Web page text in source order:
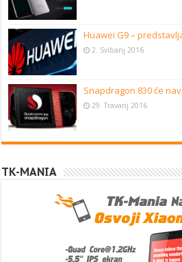
Huawei G9 –
2. Svibanj 2016
Snapdragon 830 će
29. Travanj 2016
TK-MANIA